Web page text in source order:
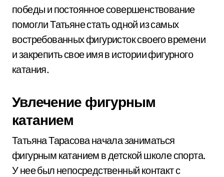
победы и постоянное совершенствование
помогли Татьяне стать одной из самых
востребованных фигуристок своего времени
и закрепить свое имя в истории фигурного
катания.
Увлечение фигурным
катанием
Татьяна Тарасова начала заниматься
фигурным катанием в детской школе спорта.
У нее был непосредственный контакт с